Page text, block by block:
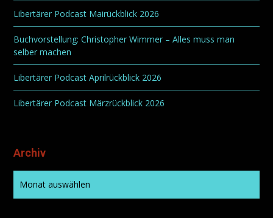
Libertärer Podcast Mairückblick 2026
Buchvorstellung: Christopher Wimmer – Alles muss man
selber machen
Libertärer Podcast Aprilrückblick 2026
Libertärer Podcast Märzrückblick 2026
Archiv